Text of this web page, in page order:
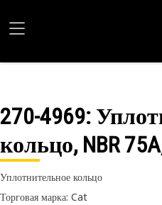
270-4969:
кольцо, NBR
Уплотнительное кольцо
Торговая марка: Cat